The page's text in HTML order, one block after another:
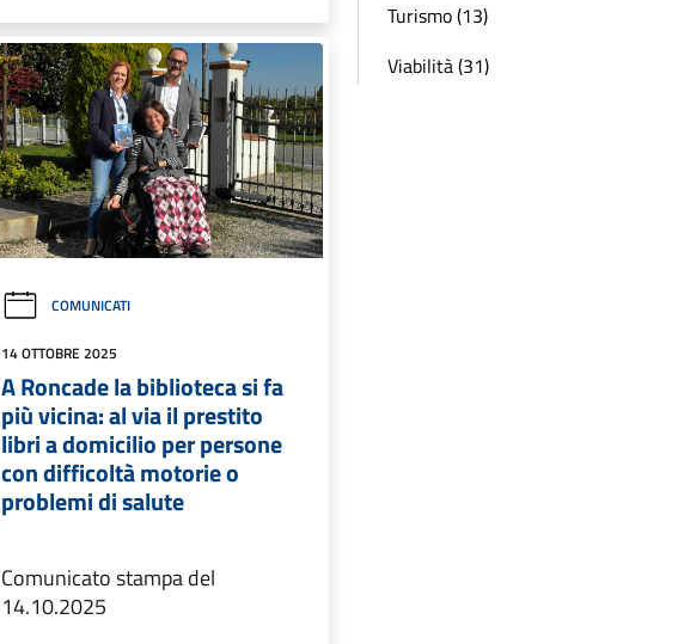
COMUNICATI
14 OTTOBRE 2025
A Roncade la biblioteca si fa
più vicina: al via il prestito
libri a domicilio per persone
con difficoltà motorie o
problemi di salute
Comunicato stampa del
14.10.2025
Turismo (13)
Viabilità (31)